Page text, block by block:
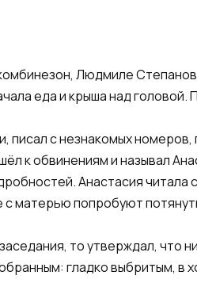
Людмиле
еда и крыша над
с незнакомых номеров,
к обвинениям и называл
Анастасия
матерью попробуют
то утверждал, что
гладко выбритым, в